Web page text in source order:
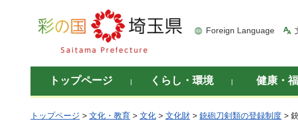
彩の国 埼玉県
Foreign Language
トップページ くらし・環境 健康・
トップページ > 文化・教育 > 文化 > 文化財 > 銃砲刀剣類の登録制度 >